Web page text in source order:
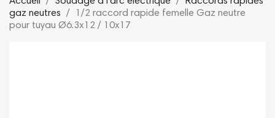
gaz neutres
1/2 raccord rapide femelle Gaz neutre
pour tuyau Ø6.3x12 / 10x17